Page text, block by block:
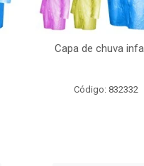
Capa de chuva
Código: 832332